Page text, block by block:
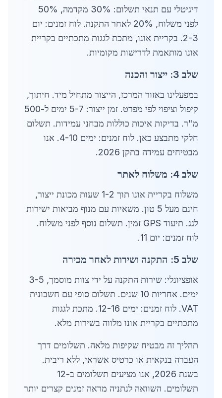
דיגיטלי עם תנאי תשלום: 30% מקדמה, 50%
לפני משלוח, 20% לאחר התקנה. לוח זמנים: יום
2-3. בקריית אונו, מתכת לגגות מתכתיים בקריית
אונו מותאמת לדרישות מקומיות.
שלב 3: ייצור והכנה
במפעלינו באזור המרכז, הייצור מתחיל מיד. חיתוך,
קיפול וציפוי לפי מפרט. זמן ייצור: 5-7 ימים ל-500
מ"ר. בדיקות איכות כוללות מבחני עמידות. תשלום
חלקי מתבצע כאן. לוח זמנים: ימים 4-10. אנו
מבטיחים עמידה בתקן 2026.
שלב 4: משלוח לאתר
משלוח בקריית אונו תוך 1-2 שעות מכונת ייצור,
חינם מעל 5 טון. משאיות עם מנוף מביאות ישירות
לגג. תיעוד GPS זמין. תשלום נוסף לפני משלוח.
לוח זמנים: יום 11.
שלב 5: התקנה ושירות לאחר מכירה
אופציונלי: שירות התקנה על ידי צוות מוסמך, 3-5
ימים. אחריות 10 שנים. תשלום סופי עם חשבונית
VAT. לוח זמנים: ימים 12-16. מתכת לגגות
מתכתיים בקריית אונו מלווה בשירות מלא.
תהליך זה מבטיח שקיפות מלאה. תשלומים דרך
העברה בנקאית או כרטיס אשראי, ללא ריבית.
בשנת 2026, אנו מציעים תשלומים ב-12
תשלומים. השוואה לנתניה מראה זמנים קצרים יותר